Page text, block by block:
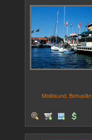
Mollösund, Bohuslän